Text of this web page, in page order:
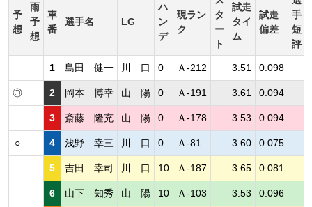
予
想
雨
予
想
車
番
選手名 LG
ハ
ン
デ
現ラン
ク
タ
ー
ト
試走
タイ
ム
試走
偏差
手
短
評
1 島田 健一 川 口 0 Ａ-212 3.51 0.098
◎ 2 岡本 博幸 山 陽 0 Ａ-191 3.61 0.094
3 斎藤 隆充 山 陽 0 Ａ-178 3.53 0.094
○ 4 浅野 幸三 川 口 0 Ａ-81 3.60 0.075
5 吉田 幸司 川 口 10 Ａ-187 3.65 0.081
6 山下 知秀 山 陽 10 Ａ-103 3.53 0.096